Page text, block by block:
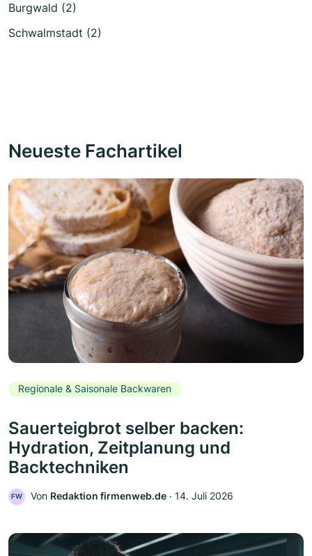
Burgwald (2)
Schwalmstadt (2)
Neueste Fachartikel
Regionale & Saisonale Backwaren
Sauerteigbrot selber backen:
Hydration, Zeitplanung und
Backtechniken
FW Von Redaktion firmenweb.de ‧ 14. Juli 2026